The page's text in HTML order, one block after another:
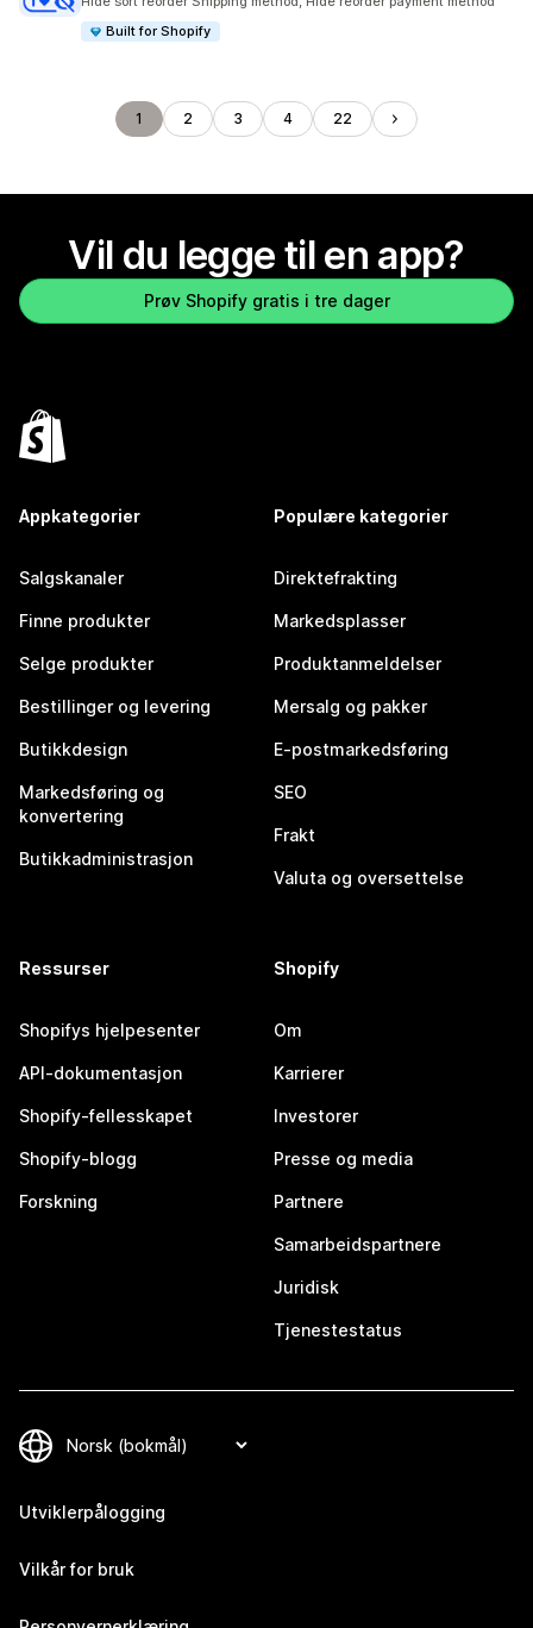
Built for Shopify
1 2 3 4 22
Vil du legge til en app?
Prøv Shopify gratis i tre dager
Appkategorier
Salgskanaler
Finne produkter
Selge produkter
Bestillinger og levering
Butikkdesign
Markedsføring og
konvertering
Butikkadministrasjon
Populære kategorier
Direktefrakting
Markedsplasser
Produktanmeldelser
Mersalg og pakker
E-postmarkedsføring
SEO
Frakt
Valuta og oversettelse
Ressurser
Shopifys hjelpesenter
API-dokumentasjon
Shopify-fellesskapet
Shopify-blogg
Forskning
Shopify
Om
Karrierer
Investorer
Presse og media
Partnere
Samarbeidspartnere
Juridisk
Tjenestestatus
Utviklerpålogging
Vilkår for bruk